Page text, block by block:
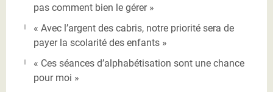
pas comment bien le gérer »
« Avec l’argent des cabris, notre priorité sera de
payer la scolarité des enfants »
« Ces séances d’alphabétisation sont une chance
pour moi »